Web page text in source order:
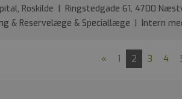
Roskilde | Ringstedgade 61, 4700
& Reservelæge & Speciallæge | Intern
« 1 2 3 4